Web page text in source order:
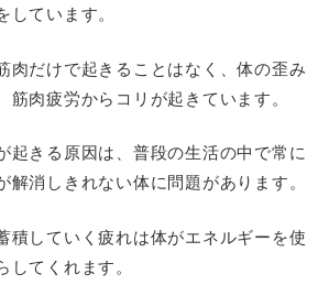
ています。
肉だけで起きることはなく、体の歪み
筋肉疲労からコリが起きています。
起きる原因は、普段の生活の中で常に
解消しきれない体に問題があります。
積していく疲れは体がエネルギーを使
てくれます。